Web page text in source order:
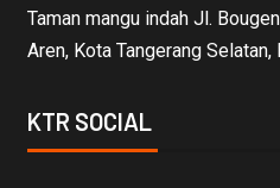
Taman mangu indah Jl.
Aren, Kota Tangerang
KTR SOCIAL